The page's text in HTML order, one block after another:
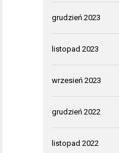
grudzień 2023
listopad 2023
wrzesień 2023
grudzień 2022
listopad 2022